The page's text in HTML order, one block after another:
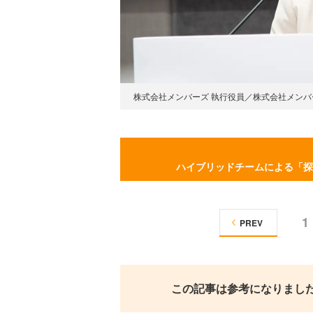
株式会社メンバーズ 執行役員／株式会社メン
ハイブリッドチームによる「
1
PREV
この記事は参考になりまし